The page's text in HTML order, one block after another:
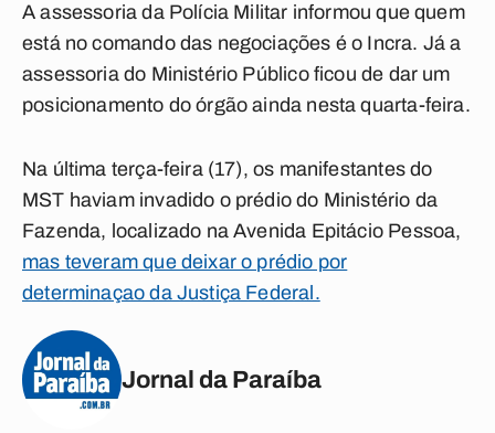
A assessoria da Polícia Militar informou que quem
está no comando das negociações é o Incra. Já a
assessoria do Ministério Público ficou de dar um
posicionamento do órgão ainda nesta quarta-feira.
Na última terça-feira (17), os manifestantes do
MST haviam invadido o prédio do Ministério da
Fazenda, localizado na Avenida Epitácio Pessoa,
mas teveram que deixar o prédio por
determinaçao da Justiça Federal.
Jornal da Paraíba